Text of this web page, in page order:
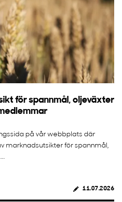
för spannmål, oljeväxter
på vår webbplats där
marknadsutsikter för spannmål,
11.07.2026